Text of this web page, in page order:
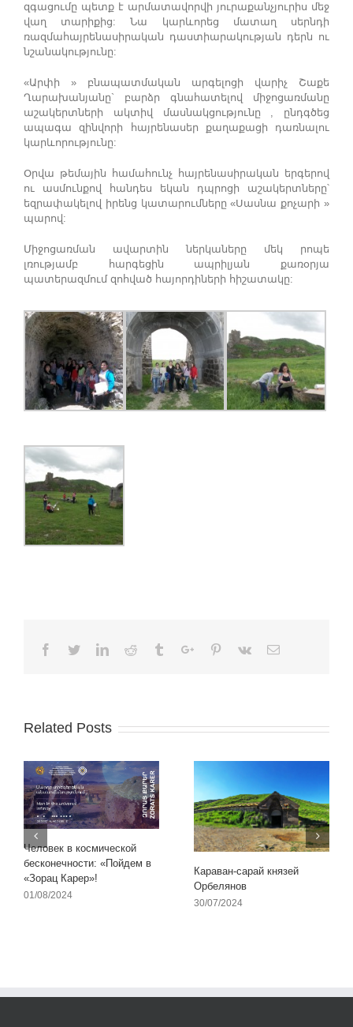
զգացումը պետք է արմատավորվի յուրաքանչյուրիս մեջ
վաղ տարիքից: Նա կարևորեց մատաղ սերնդի
ռազմահայրենասիրական դաստիարակության դերն ու
նշանակությունը:
«Արփի » բնապատմական արգելոցի վարիչ Շաքե
Ղարախանյանը` բարձր գնահատելով միջոցառմանը
աշակերտների ակտիվ մասնակցությունը , ընդգծեց
ապագա զինվորի հայրենասեր քաղաքացի դառնալու
կարևորությունը:
Օրվա թեմային համահունչ հայրենասիրական երգերով
ու ասմունքով հանդես եկան դպրոցի աշակերտները՝
եզրափակելով իրենց կատարումները «Սասնա քոչարի »
պարով:
Միջոցառման ավարտին ներկաները մեկ րոպե
լռությամբ հարգեցին ապրիլյան քառօրյա
պատերազմում զոհված հայորդիների հիշատակը:
Facebook
TwitterLinkedinReddit TumblrGoogle+Pinterest
Vk Email
Related Posts
Человек в космической
бесконечности: «Пойдем в
«Зорац Карер»!
01/08/2024
Караван-сарай князей
Орбелянов
30/07/2024